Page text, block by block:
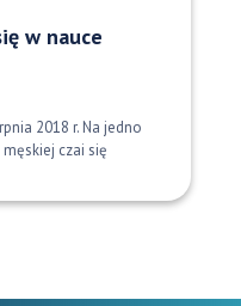
w nauce
2018 r. Na jedno
czai się